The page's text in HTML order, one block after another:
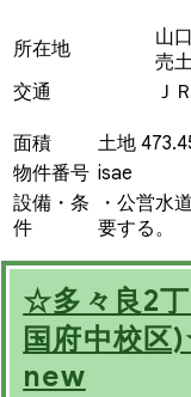
所在地
山
売
交通
Ｊ
面積 土地
物件番号 isae
設備・条
件
・公営水
要する。
☆多々良2
国府中校
new